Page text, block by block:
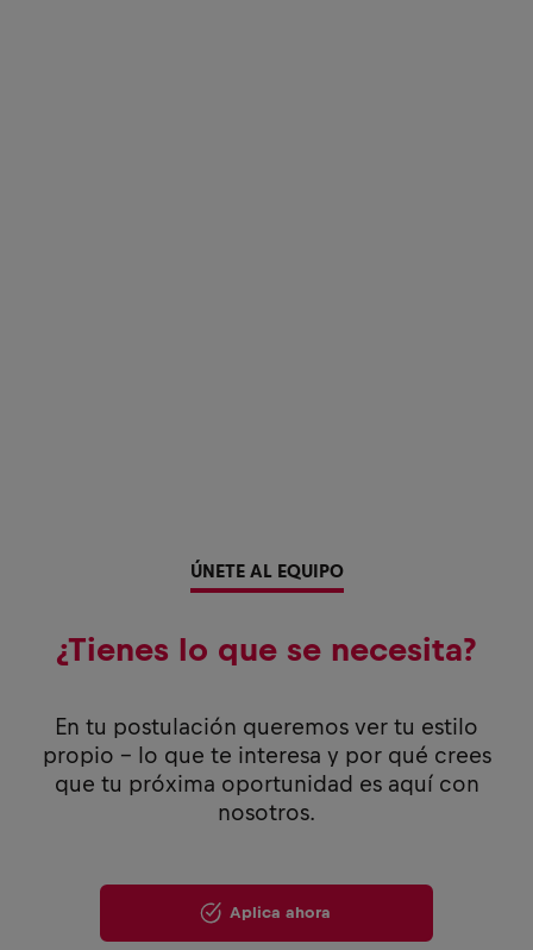
ÚNETE AL EQUIPO
¿Tienes lo que se necesita?
En tu postulación queremos ver tu estilo
propio - lo que te interesa y por qué crees
que tu próxima oportunidad es aquí con
nosotros.
Aplica ahora